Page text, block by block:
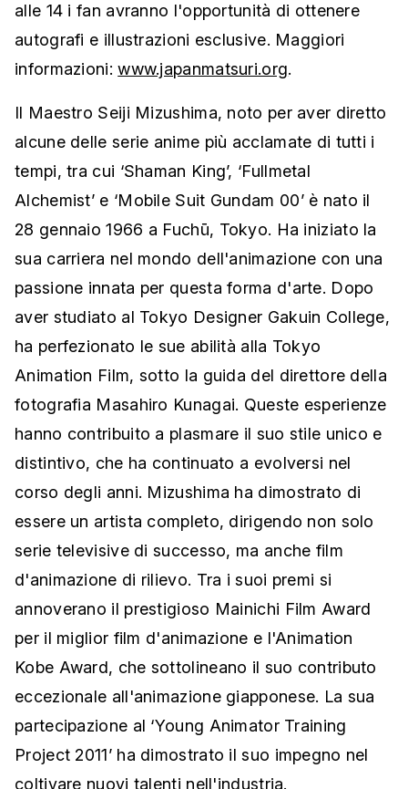
alle 14 i fan avranno l'opportunità di ottenere
autografi e illustrazioni esclusive. Maggiori
informazioni:www.japanmatsuri.org.
Il Maestro Seiji Mizushima, noto per aver diretto
alcune delle serie anime più acclamate di tutti i
tempi, tra cui ‘Shaman King’, ‘Fullmetal
Alchemist’ e ‘Mobile Suit Gundam 00’ è nato il
28 gennaio 1966 a Fuchū, Tokyo. Ha iniziato la
sua carriera nel mondo dell'animazione con una
passione innata per questa forma d'arte. Dopo
aver studiato al Tokyo Designer Gakuin College,
ha perfezionato le sue abilità alla Tokyo
Animation Film, sotto la guida del direttore della
fotografia Masahiro Kunagai. Queste esperienze
hanno contribuito a plasmare il suo stile unico e
distintivo, che ha continuato a evolversi nel
corso degli anni. Mizushima ha dimostrato di
essere un artista completo, dirigendo non solo
serie televisive di successo, ma anche film
d'animazione di rilievo. Tra i suoi premi si
annoverano il prestigioso Mainichi Film Award
per il miglior film d'animazione e l'Animation
Kobe Award, che sottolineano il suo contributo
eccezionale all'animazione giapponese. La sua
partecipazione al ‘Young Animator Training
Project 2011’ ha dimostrato il suo impegno nel
coltivare nuovi talenti nell'industria.